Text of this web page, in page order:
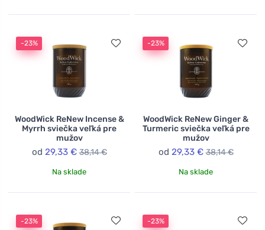
-23%
WoodWick ReNew Incense &
Myrrh sviečka veľká pre
mužov
od 29,33 € 38,14 €
Na sklade
-23%
WoodWick ReNew Ginger &
Turmeric sviečka veľká pre
mužov
od 29,33 € 38,14 €
Na sklade
-23% -23%